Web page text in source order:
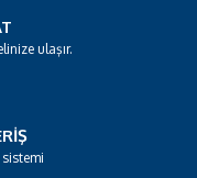
ulaşır.